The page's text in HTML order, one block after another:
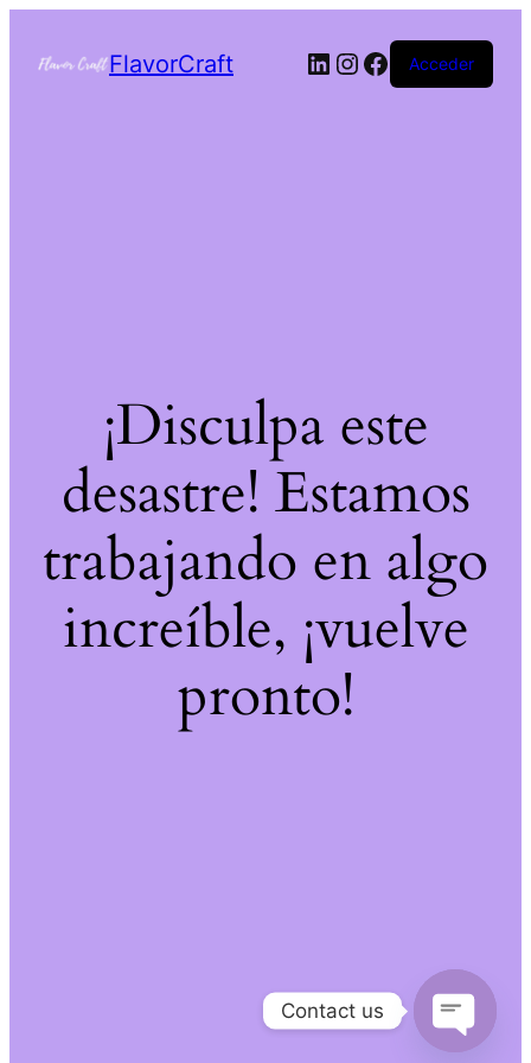
FlavorCraft Acceder
¡Disculpa este
desastre! Estamos
trabajando en algo
increíble, ¡vuelve
pronto!
Contact us